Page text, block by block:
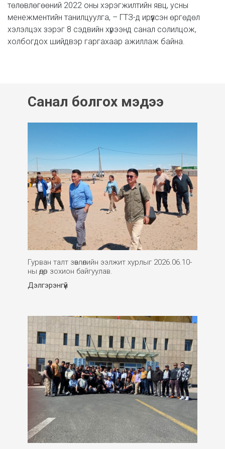
төлөвлөгөөний 2022 оны хэрэгжилтийн явц, усны
менежментийн танилцуулга, – ГТЗ-д ирүүлсэн өргөдөл
хэлэлцэх зэрэг 8 сэдвийн хүрээнд санал солилцож,
холбогдох шийдвэр гаргахаар ажиллаж байна.
Санал болгох мэдээ
Гурван талт зөвлөлийн ээлжит хурлыг 2026.06.10-
ны өдөр зохион байгуулав.
Дэлгэрэнгүй